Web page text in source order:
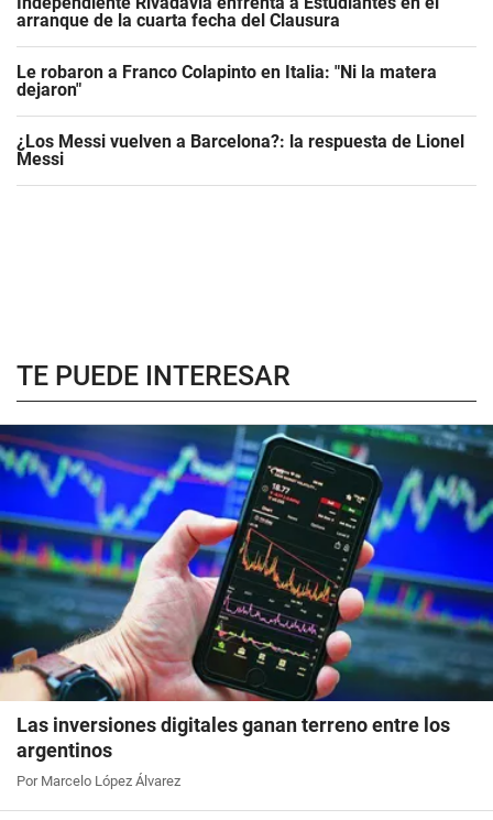
arranque de la cuarta fecha del Clausura
Le robaron a Franco Colapinto en Italia: "Ni la matera
dejaron"
¿Los Messi vuelven a Barcelona?: la respuesta de Lionel
Messi
TE PUEDE INTERESAR
Las inversiones digitales ganan terreno entre los
argentinos
Por Marcelo López Álvarez